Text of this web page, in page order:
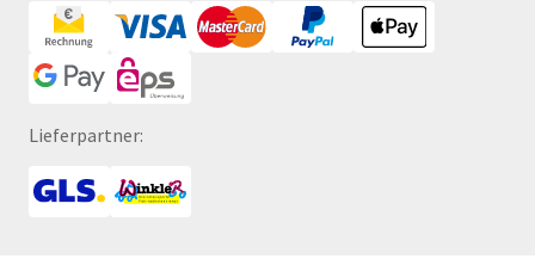
Lieferpartner: